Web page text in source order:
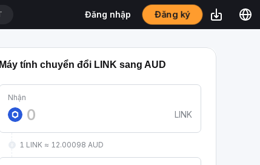
Đăng nhập Đăng ký
Máy tính chuyển đổi LINK sang AUD
Nhận
LINK
1 LINK ≈ 12.00098 AUD